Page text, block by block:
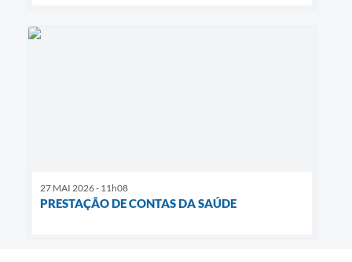
27 MAI 2026 - 11h08
PRESTAÇÃO DE CONTAS DA SAÚDE